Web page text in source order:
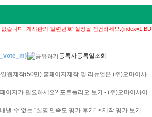
습니다. 게시판의 '일련번호' 설정을 점검하세요.(index=1,BD
등록자등록일 조회
웹제작(50만) 홈페이지제작 및 리뉴얼은 (주)오마이사
이지가 필요하세요? 포트폴리오 보기 - (주)오마이사이
낼 수 없는 "실명 만족도 평가 후기" > 제작 평가 보기